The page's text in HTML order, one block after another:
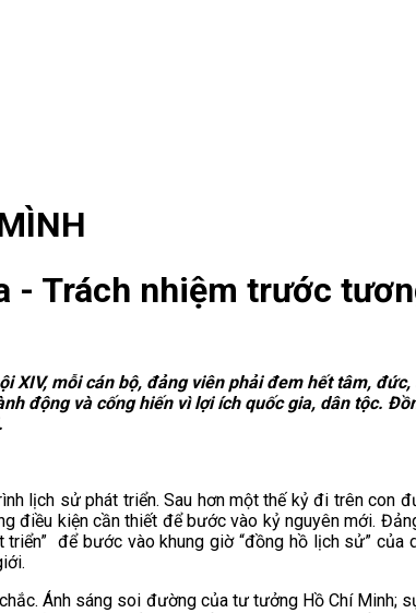
- Trách nhiệm trước
mỗi cán bộ, đảng viên phải đem hết tâm,
động và cống hiến vì lợi ích quốc gia, dân tộc.
lịch sử phát triển. Sau hơn một thế kỷ đi trên con
điều kiện cần thiết để bước vào kỷ nguyên mới.
để bước vào khung giờ “đồng hồ lịch sử”
Ánh sáng soi đường của tư tưởng Hồ Chí